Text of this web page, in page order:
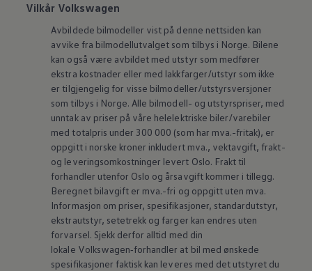
Vilkår Volkswagen
Avbildede bilmodeller vist på denne nettsiden kan
avvike fra bilmodellutvalget som tilbys i Norge. Bilene
kan også være avbildet med utstyr som medfører
ekstra kostnader eller med lakkfarger/utstyr som ikke
er tilgjengelig for visse bilmodeller/utstyrsversjoner
som tilbys i Norge. Alle bilmodell- og utstyrspriser, med
unntak av priser på våre helelektriske biler/varebiler
med totalpris under 300 000 (som har mva.-fritak), er
oppgitt i norske kroner inkludert mva., vektavgift, frakt-
og leveringsomkostninger levert Oslo. Frakt til
forhandler utenfor Oslo og årsavgift kommer i tillegg.
Beregnet bilavgift er mva.-fri og oppgitt uten mva.
Informasjon om priser, spesifikasjoner, standardutstyr,
ekstrautstyr, setetrekk og farger kan endres uten
forvarsel. Sjekk derfor alltid med din
lokale Volkswagen‑forhandler at bil med ønskede
spesifikasjoner faktisk kan leveres med det utstyret du